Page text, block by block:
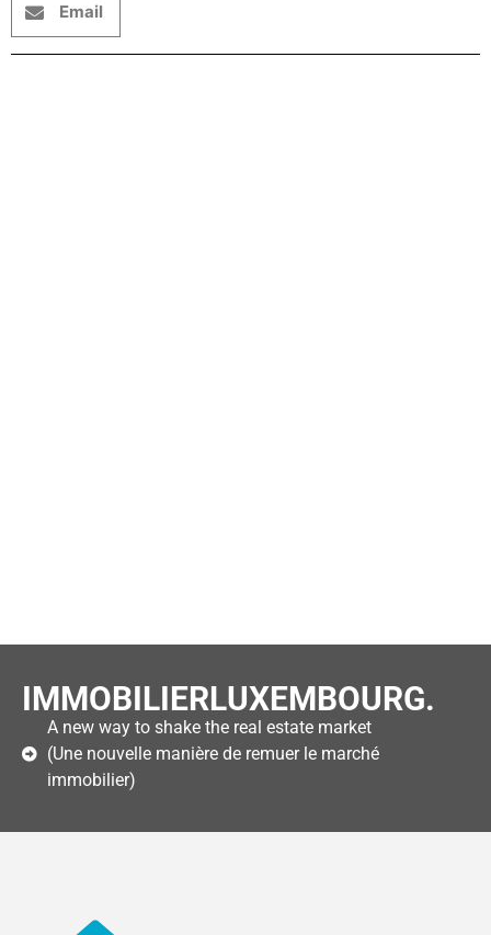
Email
IMMOBILIERLUXEMBOURG.
A new way to shake the real estate market
(Une nouvelle manière de remuer le marché
immobilier)